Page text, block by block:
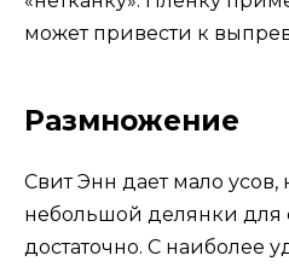
может привести к
Размножение
Свит Энн дает мало
небольшой делянки для
достаточно. С наиболее